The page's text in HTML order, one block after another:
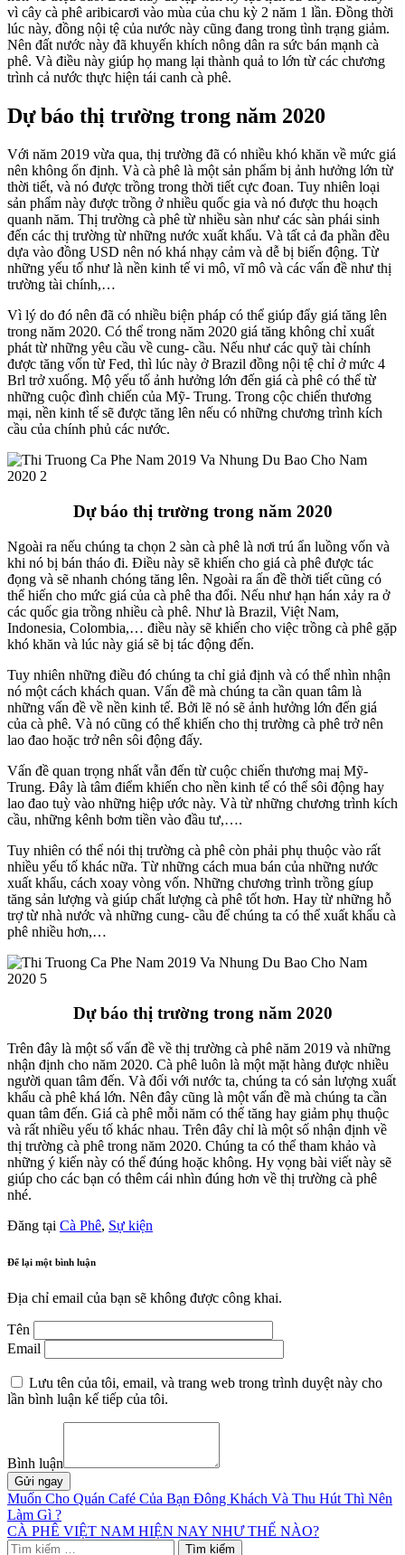
vì cây cà phê aribicarơi vào mùa của chu kỳ 2 năm 1 lần. Đồng thời
lúc này, đồng nội tệ của nước này cũng đang trong tình trạng giảm.
Nên đất nước này đã khuyến khích nông dân ra sức bán mạnh cà
phê. Và điều này giúp họ mang lại thành quả to lớn từ các chương
trình cả nước thực hiện tái canh cà phê.
Dự báo thị trường trong năm 2020
Với năm 2019 vừa qua, thị trường đã có nhiều khó khăn về mức giá
nên không ổn định. Và cà phê là một sản phẩm bị ảnh hưởng lớn từ
thời tiết, và nó được trồng trong thời tiết cực đoan. Tuy nhiên loại
sản phẩm này được trồng ở nhiều quốc gia và nó được thu hoạch
quanh năm. Thị trường cà phê từ nhiều sàn như các sàn phái sinh
đến các thị trường từ những nước xuất khẩu. Và tất cả đa phần đều
dựa vào đồng USD nên nó khá nhạy cảm và dễ bị biến động. Từ
những yếu tố như là nền kinh tế vi mô, vĩ mô và các vấn đề như thị
trường tài chính,…
Vì lý do đó nên đã có nhiều biện pháp có thể giúp đẩy giá tăng lên
trong năm 2020. Có thể trong năm 2020 giá tăng không chỉ xuất
phát từ những yêu cầu về cung- cầu. Nếu như các quỹ tài chính
được tăng vốn từ Fed, thì lúc này ở Brazil đồng nội tệ chỉ ở mức 4
Brl trở xuống. Mộ yếu tố ảnh hưởng lớn đến giá cà phê có thể từ
những cuộc đình chiến của Mỹ- Trung. Trong cộc chiến thương
mại, nền kinh tế sẽ được tăng lên nếu có những chương trình kích
cầu của chính phủ các nước.
Dự báo thị trường trong năm 2020
Ngoài ra nếu chúng ta chọn 2 sàn cà phê là nơi trú ẩn luồng vốn và
khi nó bị bán tháo đi. Điều này sẽ khiến cho giá cà phê được tác
đọng và sẽ nhanh chóng tăng lên. Ngoài ra ấn đề thời tiết cũng có
thể hiến cho mức giá của cà phê tha đổi. Nếu như hạn hán xảy ra ở
các quốc gia trồng nhiều cà phê. Như là Brazil, Việt Nam,
Indonesia, Colombia,… điều này sẽ khiến cho việc trồng cà phê gặp
khó khăn và lúc này giá sẽ bị tác động đến.
Tuy nhiên những điều đó chúng ta chỉ giả định và có thể nhìn nhận
nó một cách khách quan. Vấn đề mà chúng ta cần quan tâm là
những vấn đề về nền kinh tế. Bởi lẽ nó sẽ ảnh hưởng lớn đến giá
của cà phê. Và nó cũng có thể khiến cho thị trường cà phê trở nên
lao đao hoặc trở nên sôi động đấy.
Vấn đề quan trọng nhất vẫn đến từ cuộc chiến thương maị Mỹ-
Trung. Đây là tâm điểm khiến cho nền kinh tế có thể sôi động hay
lao đao tuỳ vào những hiệp ước này. Và từ những chương trình kích
cầu, những kênh bơm tiền vào đầu tư,….
Tuy nhiên có thể nói thị trường cà phê còn phải phụ thuộc vào rất
nhiều yếu tố khác nữa. Từ những cách mua bán của những nước
xuất khẩu, cách xoay vòng vốn. Những chương trình trồng gíup
tăng sản lượng và giúp chất lượng cà phê tốt hơn. Hay từ những hỗ
trợ từ nhà nước và những cung- cầu để chúng ta có thể xuất khẩu cà
phê nhiều hơn,…
Dự báo thị trường trong năm 2020
Trên đây là một số vấn đề về thị trường cà phê năm 2019 và những
nhận định cho năm 2020. Cà phê luôn là một mặt hàng được nhiều
người quan tâm đến. Và đối với nước ta, chúng ta có sản lượng xuất
khẩu cà phê khá lớn. Nên đây cũng là một vấn đề mà chúng ta cần
quan tâm đến. Giá cà phê mỗi năm có thể tăng hay giảm phụ thuộc
và rất nhiều yếu tố khác nhau. Trên đây chỉ là một số nhận định về
thị trường cà phê trong năm 2020. Chúng ta có thể tham khảo và
những ý kiến này có thể đúng hoặc không. Hy vọng bài viết này sẽ
giúp cho các bạn có thêm cái nhìn đúng hơn về thị trường cà phê
nhé.
Đăng tại Cà Phê, Sự kiện
Để lại một bình luận
Địa chỉ email của bạn sẽ không được công khai.
Tên
Email
Lưu tên của tôi, email, và trang web trong trình duyệt này cho
lần bình luận kế tiếp của tôi.
Bình luận
Gửi ngay
Điều
hướng
Muốn Cho Quán Café Của Bạn Đông Khách Và Thu Hút Thì Nên
Làm Gì ?
CÀ PHÊ VIỆT NAM HIỆN NAY NHƯ THẾ NÀO?
Tìm